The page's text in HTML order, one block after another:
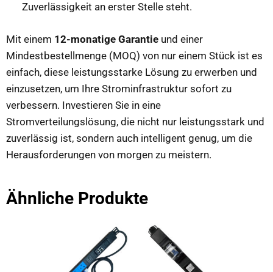
Zuverlässigkeit an erster Stelle steht.
Mit einem 12-monatige Garantie und einer
Mindestbestellmenge (MOQ) von nur einem Stück ist es
einfach, diese leistungsstarke Lösung zu erwerben und
einzusetzen, um Ihre Strominfrastruktur sofort zu
verbessern. Investieren Sie in eine
Stromverteilungslösung, die nicht nur leistungsstark und
zuverlässig ist, sondern auch intelligent genug, um die
Herausforderungen von morgen zu meistern.
Ähnliche Produkte